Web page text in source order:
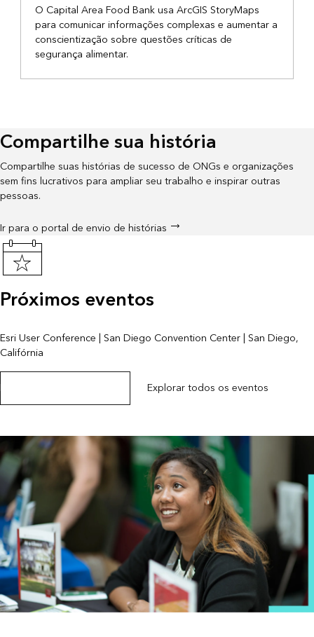
O Capital Area Food Bank usa ArcGIS StoryMaps
para comunicar informações complexas e aumentar a
conscientização sobre questões críticas de
segurança alimentar.
Compartilhe sua história
Compartilhe suas histórias de sucesso de ONGs e organizações
sem fins lucrativos para ampliar seu trabalho e inspirar outras
pessoas.
Ir para o portal de envio de histórias
Próximos eventos
Esri User Conference | San Diego Convention Center | San Diego,
Califórnia
Explorar a página do evento Explorar todos os eventos